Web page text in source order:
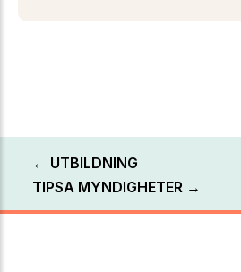
← UTBILDNING
TIPSA MYNDIGHETER →